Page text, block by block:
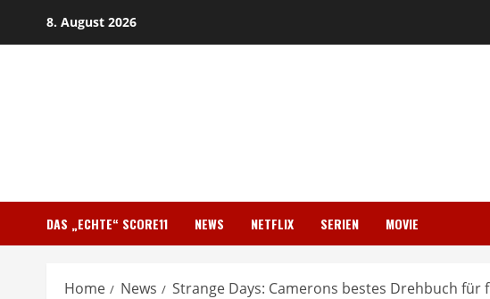
8. August 2026
DAS „ECHTE“ SCORE11 NEWS NETFLIX SERIEN MOVIE
Home News Strange Days: Camerons bestes Drehbuch für